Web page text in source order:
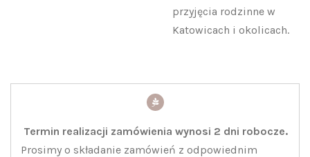
przyjęcia rodzinne w
Katowicach i okolicach.
Termin realizacji zamówienia wynosi 2 dni robocze.
Prosimy o składanie zamówień z odpowiednim